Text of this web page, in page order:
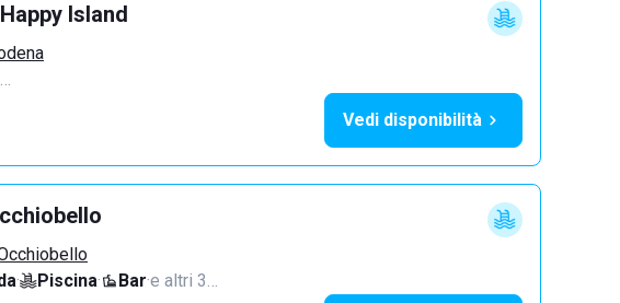
Island
Vedi disponibilità
· Piscina· Bar·e altri 3…